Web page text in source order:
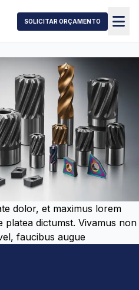
SOLICITAR ORÇAMENTO
dolor, et maximus lorem
platea dictumst. Vivamus non
faucibus augue